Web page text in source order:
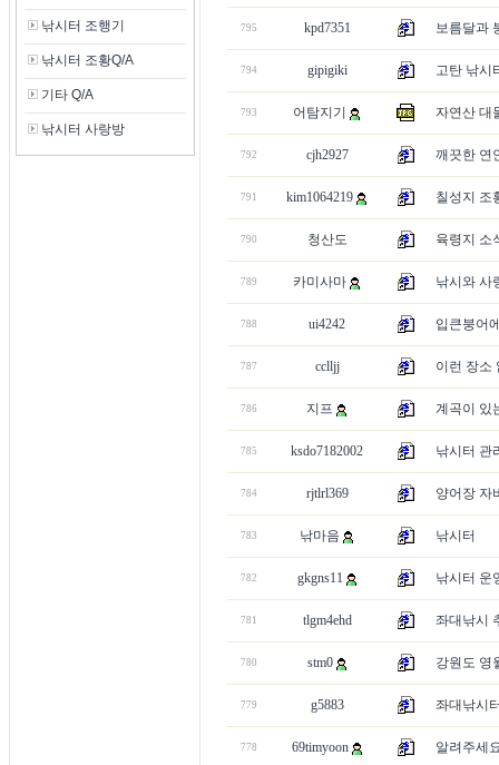
낚시터 조행기
낚시터 조황Q/A
기타 Q/A
낚시터 사랑방
795 kpd7351 보름달과
794 gipigiki 고탄 낚시
793 어탐지기 자연산 대
792 cjh2927 깨끗한 연
791 kim1064219 칠성지 조
790 청산도 육령지 소
789 카미사마 낚시와 사
788 ui4242 입큰붕어
787 cclljj 이런 장소
786 지프 계곡이 있
785 ksdo7182002 낚시터 관
784 rjtlrl369 양어장 자
783 낚마음 낚시터
782 gkgns11 낚시터 운
781 tlgm4ehd 좌대낚시
780 stm0 강원도 영
779 g5883 좌대낚시
778 69timyoon 알려주세